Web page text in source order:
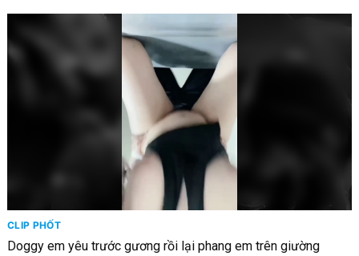
CLIP PHỐT
Doggy em yêu trước gương rồi lại phang em trên giường